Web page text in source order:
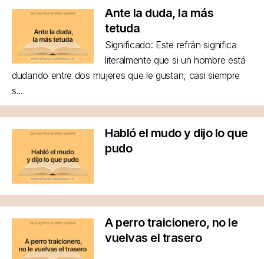
Ante la duda, la más
tetuda
Significado: Este refrán significa
literalmente que si un hombre está
dudando entre dos mujeres que le gustan, casi siempre
s...
Habló el mudo y dijo lo que
pudo
A perro traicionero, no le
vuelvas el trasero